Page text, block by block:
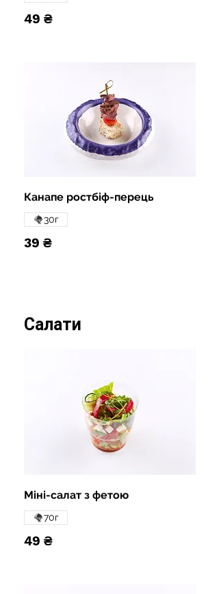
49 ₴
Канапе ростбіф-перець
39 ₴
30г
Салати
Міні-салат з фетою
49 ₴
70г